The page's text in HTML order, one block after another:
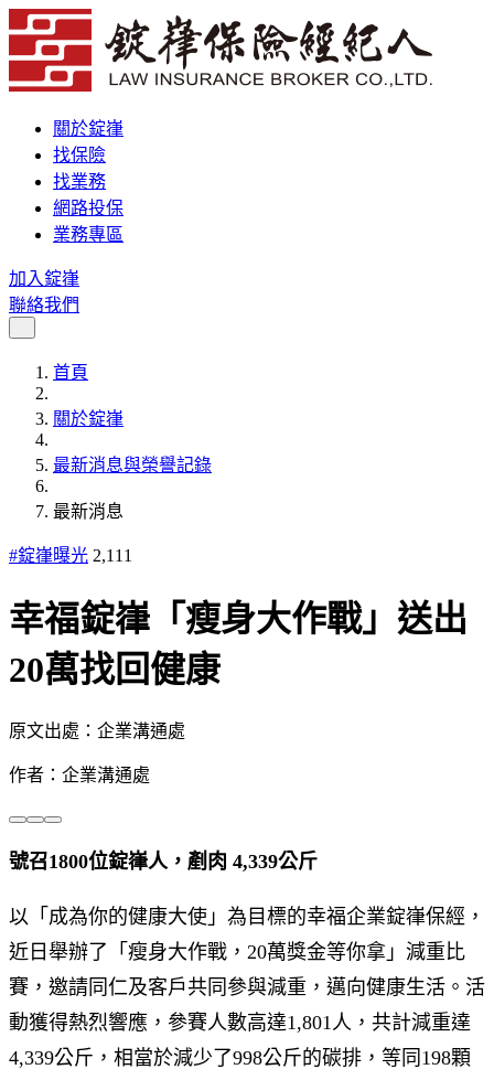
關於錠嵂
找保險
找業務
網路投保
業務專區
加入錠嵂
聯絡我們
首頁
關於錠嵂
最新消息與榮譽記錄
最新消息
#錠嵂曝光 2,111
幸福錠嵂「瘦身大作戰」送出
20萬找回健康
原文出處：企業溝通處
作者：企業溝通處
號召1800位錠嵂人，剷肉 4,339公斤
以「成為你的健康大使」為目標的幸福企業錠嵂保經，
近日舉辦了「瘦身大作戰，20萬獎金等你拿」減重比
賽，邀請同仁及客戶共同參與減重，邁向健康生活。活
動獲得熱烈響應，參賽人數高達1,801人，共計減重達
4,339公斤，相當於減少了998公斤的碳排，等同198顆